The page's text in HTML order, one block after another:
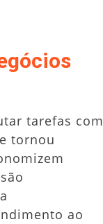
tarefas com
tornou
ao